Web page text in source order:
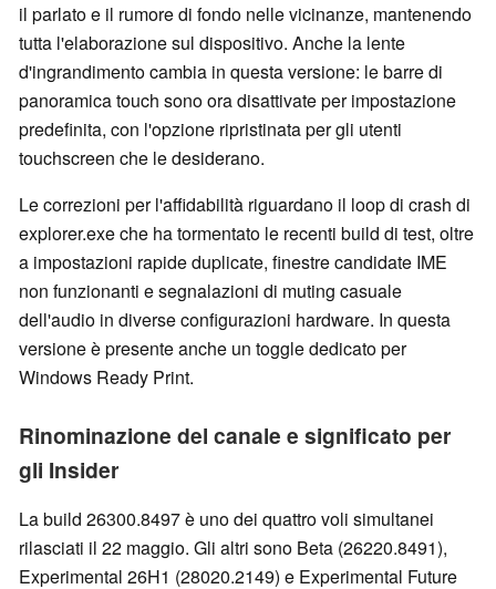
il parlato e il rumore di fondo nelle vicinanze, mantenendo
tutta l'elaborazione sul dispositivo. Anche la lente
d'ingrandimento cambia in questa versione: le barre di
panoramica touch sono ora disattivate per impostazione
predefinita, con l'opzione ripristinata per gli utenti
touchscreen che le desiderano.
Le correzioni per l'affidabilità riguardano il loop di crash di
explorer.exe che ha tormentato le recenti build di test, oltre
a impostazioni rapide duplicate, finestre candidate IME
non funzionanti e segnalazioni di muting casuale
dell'audio in diverse configurazioni hardware. In questa
versione è presente anche un toggle dedicato per
Windows Ready Print.
Rinominazione del canale e significato per
gli Insider
La build 26300.8497 è uno dei quattro voli simultanei
rilasciati il 22 maggio. Gli altri sono Beta (26220.8491),
Experimental 26H1 (28020.2149) e Experimental Future